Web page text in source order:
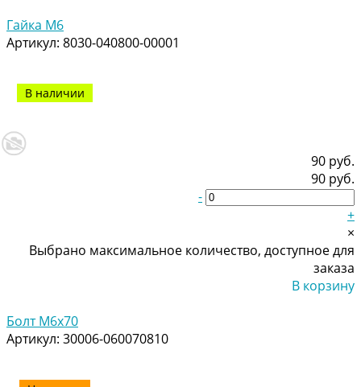
90 руб.
90 руб.
-
+
×
Выбрано максимальное количество, доступное для
заказа
В корзину
Болт M6x70
Артикул: 30006-060070810
Гайка М6
Артикул: 8030-040800-00001
В наличии